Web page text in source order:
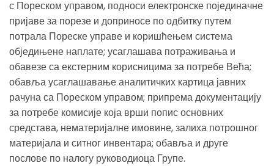
с Пореском управом, подноси електронске појединачне
пријаве за порезе и доприносе по одбитку путем
потрала Пореске управе и коришћењем система
обједињене наплате; усаглашава потраживања и
обавезе са екстерним корисницима за потребе Већа;
обавља усаглашавање аналитичких картица јавних
рачуна са Пореском управом; припрема документацију
за потребе комисије која врши попис основних
средстава, нематеријалне имовине, залиха потрошног
материјала и ситног инвентара; обавља и друге
послове по налогу руководиоца Групе.